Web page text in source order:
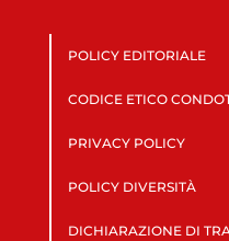
POLICY EDITORIALE
CODICE ETICO
PRIVACY POLICY
POLICY DIVERSITÀ
DICHIARAZIONE DI